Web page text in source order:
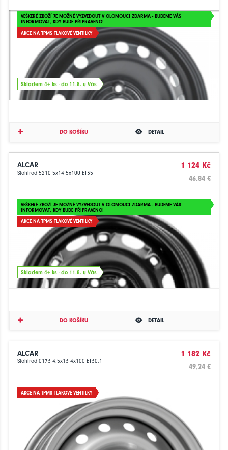
VEŠKERÉ ZBOŽÍ JE MOŽNÉ VYZVEDOUT V OLOMOUCI ZDARMA - BUDEME VÁS
INFORMOVAT, KDY BUDE PŘIPRAVENO!
AKCE NA TPMS TLAKOVÉ VENTILKY
Skladem 4+ ks - do 11.8. u Vás
DO KOŠÍKU DETAIL
ALCAR
Stahlrad 5210 5x14 5x100 ET35
1 124 Kč
46.84 €
VEŠKERÉ ZBOŽÍ JE MOŽNÉ VYZVEDOUT V OLOMOUCI ZDARMA - BUDEME VÁS
INFORMOVAT, KDY BUDE PŘIPRAVENO!
AKCE NA TPMS TLAKOVÉ VENTILKY
Skladem 4+ ks - do 11.8. u Vás
DO KOŠÍKU DETAIL
ALCAR
Stahlrad 0173 4.5x13 4x100 ET30.1
1 182 Kč
49.24 €
AKCE NA TPMS TLAKOVÉ VENTILKY